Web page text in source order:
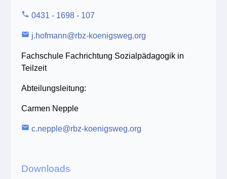
phone 0431 - 1698 - 107
email j.hofmann@rbz-koenigsweg.org
Fachschule Fachrichtung Sozialpädagogik in
Teilzeit
Abteilungsleitung:
Carmen Nepple
email c.nepple@rbz-koenigsweg.org
Downloads